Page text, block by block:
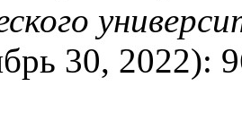
30, 2022):